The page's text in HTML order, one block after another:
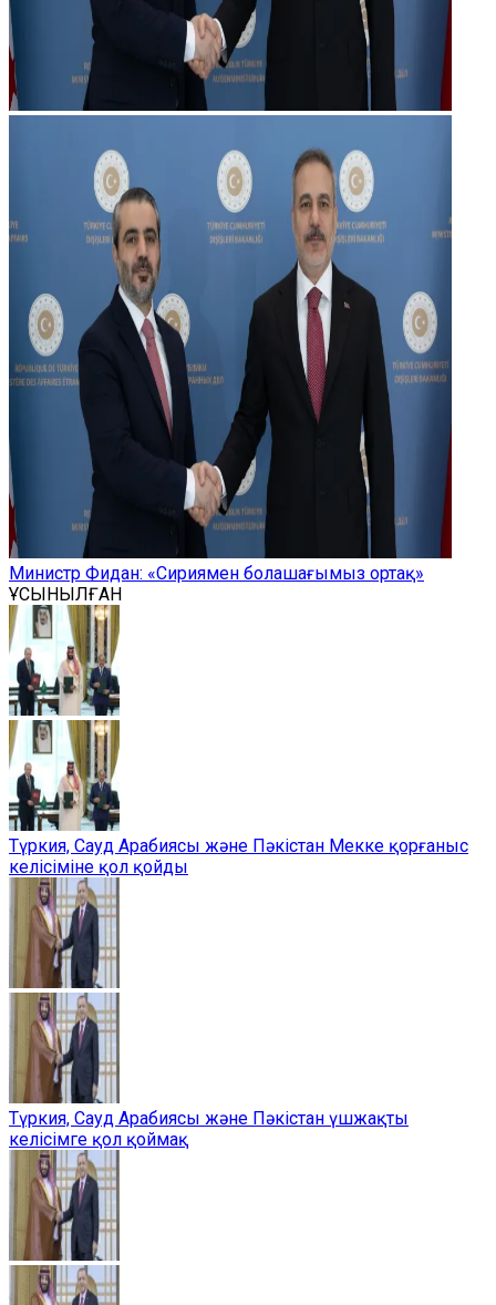
Министр Фидан: «Сириямен болашағымыз ортақ»
ҰСЫНЫЛҒАН
Түркия, Сауд Арабиясы және Пәкістан Мекке қорғаныс
келісіміне қол қойды
Түркия, Сауд Арабиясы және Пәкістан үшжақты
келісімге қол қоймақ